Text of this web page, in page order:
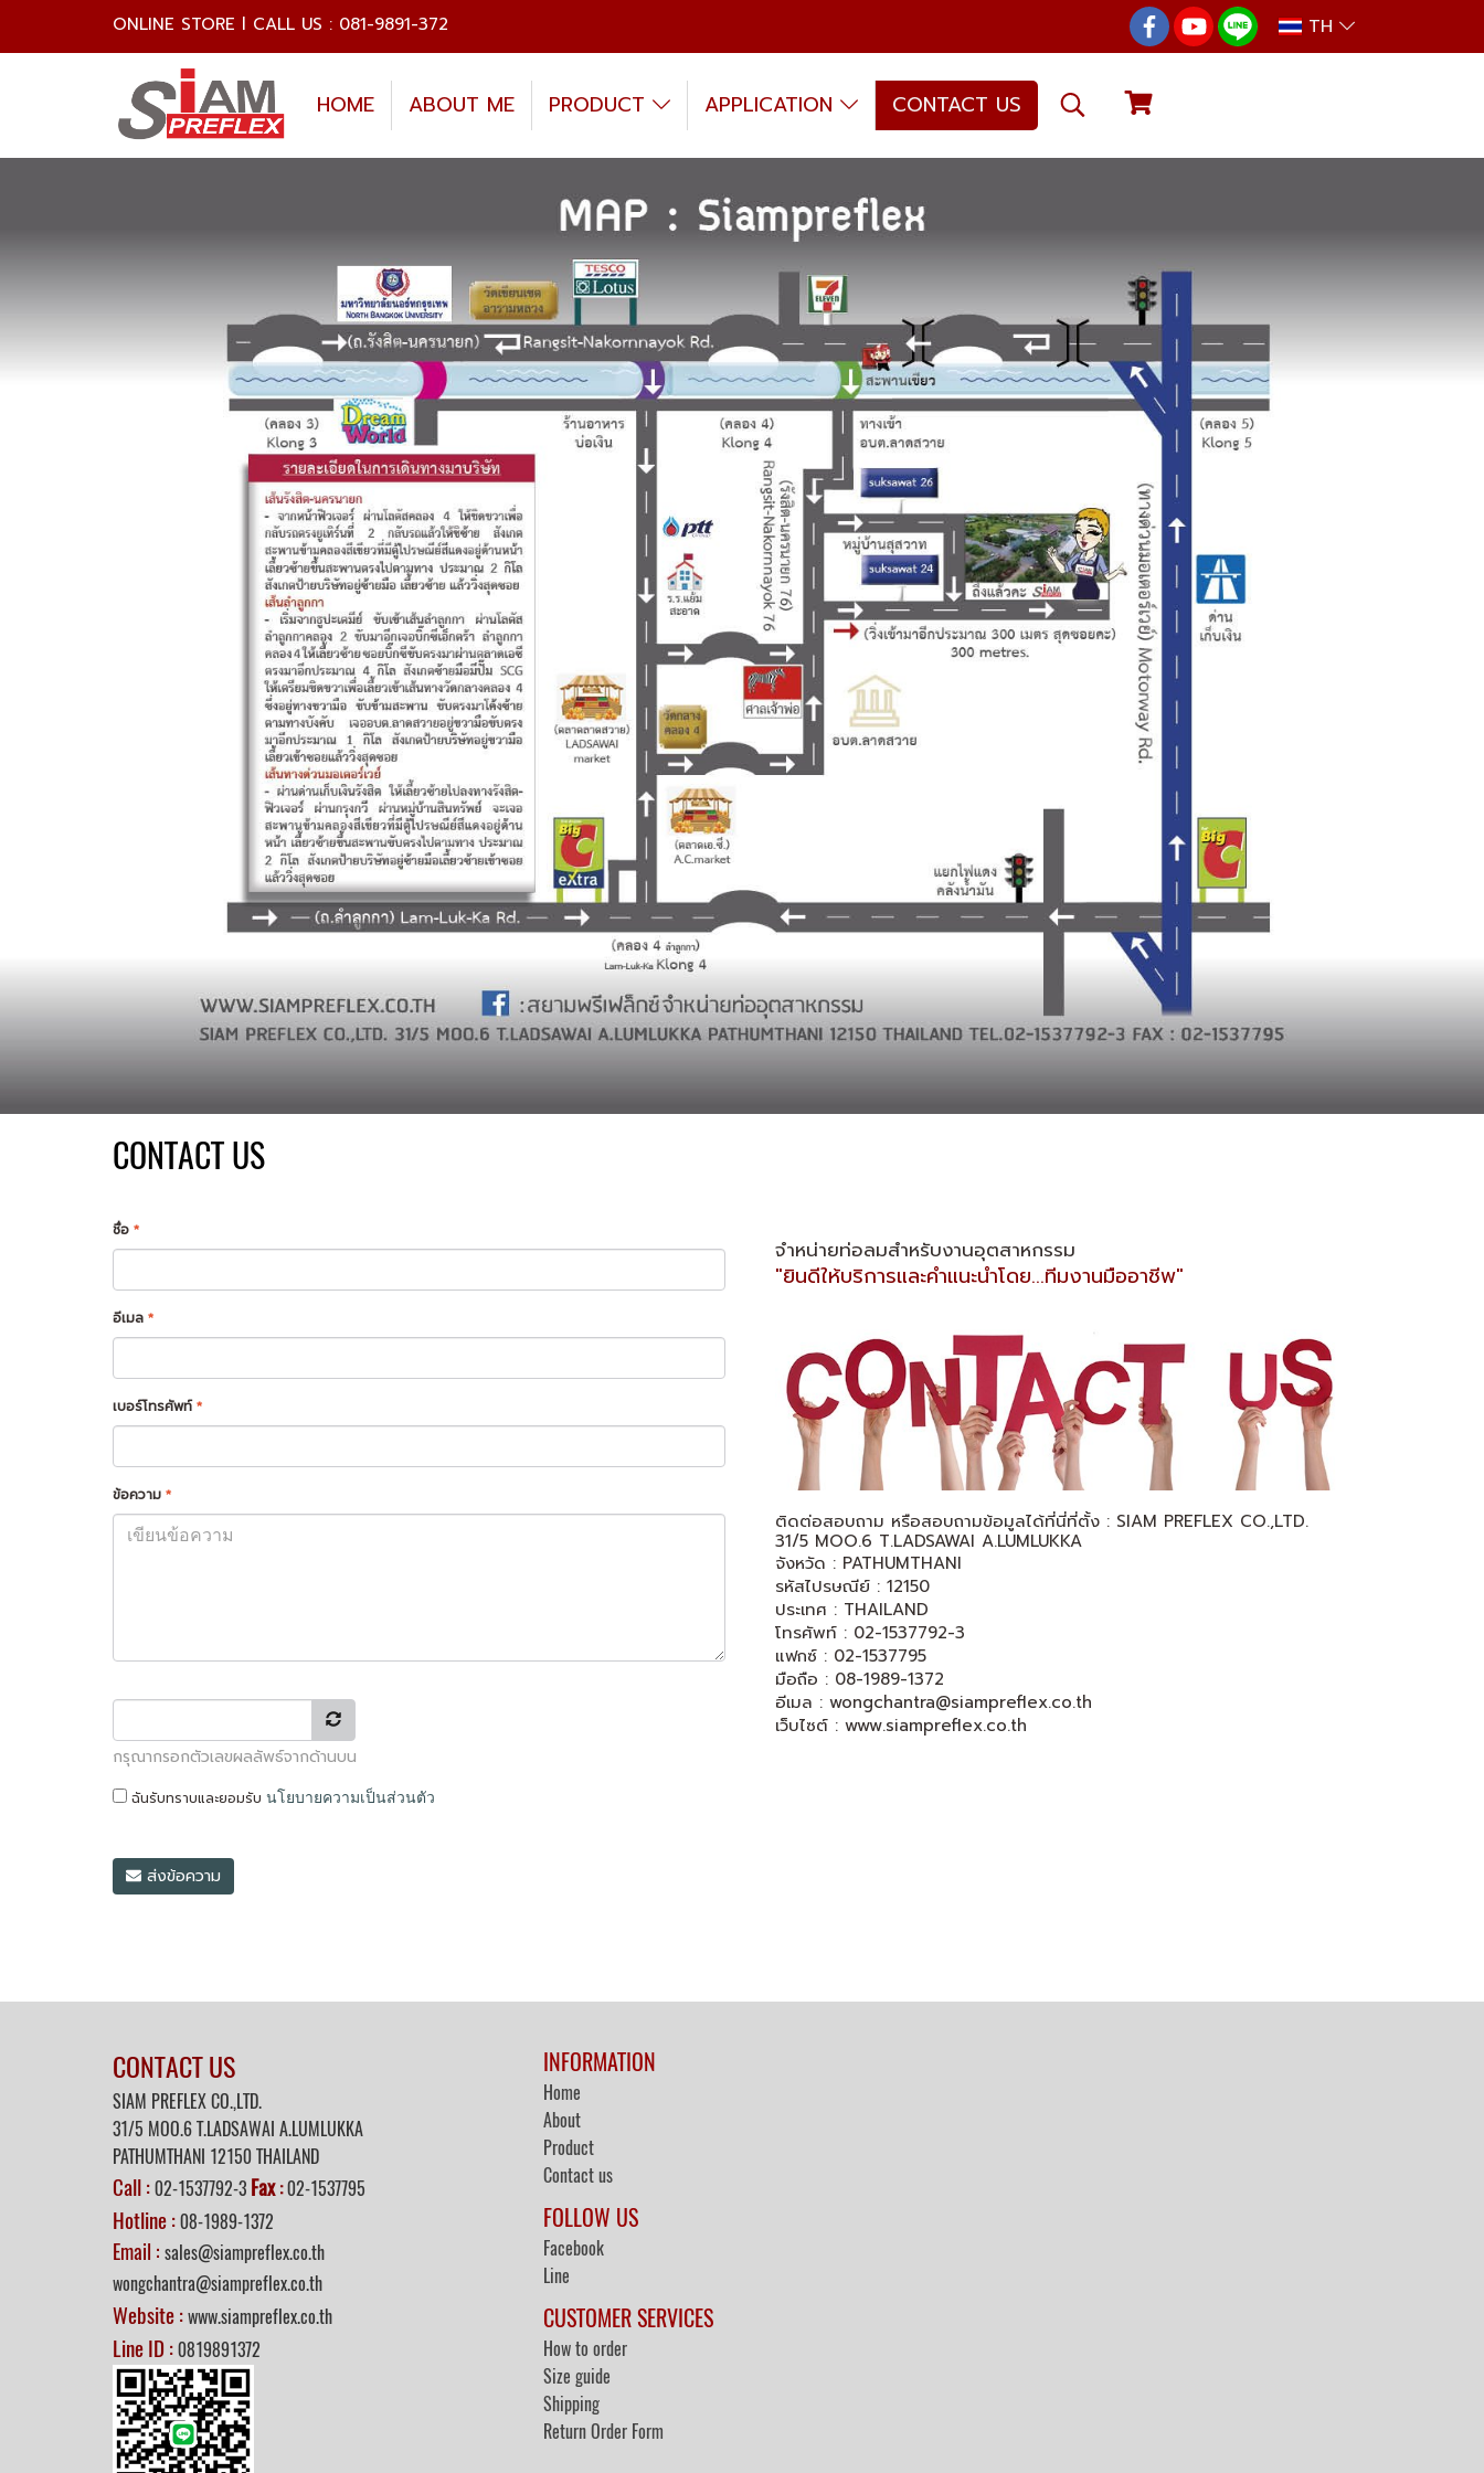
ONLINE STORE l CALL US : 081-9891-372 TH
HOME ABOUT ME PRODUCT APPLICATION CONTACT US
CONTACT US
ชื่อ *
อีเมล *
เบอร์โทรศัพท์*
ข้อความ *
กรุณากรอกตัวเลขผลลัพธ์จากด้านบน
ฉันรับทราบและยอมรับ นโยบายความเป็นส่วนตัว
ส่งข้อความ
จำหน่ายท่อลมสำหรับงานอุตสาหกรรม
"ยินดีให้บริการและคำแนะนำโดย...ทีมงานมืออาชีพ"
ติดต่อสอบถาม หรือสอบถามข้อมูลได้ที่นี่ที่ตั้ง : SIAM PREFLEX CO.,LTD.
31/5 MOO.6 T.LADSAWAI A.LUMLUKKA
จังหวัด : PATHUMTHANI
รหัสไปรษณีย์ : 12150
ประเทศ : THAILAND
โทรศัพท์ : 02-1537792-3
แฟกซ์ : 02-1537795
มือถือ : 08-1989-1372
อีเมล : wongchantra@siampreflex.co.th
เว็บไซต์ : www.siampreflex.co.th
CONTACT US
SIAM PREFLEX CO.,LTD.
31/5 MOO.6 T.LADSAWAI A.LUMLUKKA
PATHUMTHANI 12150 THAILAND
Call :02-1537792-3 Fax:02-1537795
Hotline :08-1989-1372
Email : sales@siampreflex.co.th
wongchantra@siampreflex.co.th
Website :www.siampreflex.co.th
Line ID :0819891372
INFORMATION
Home
About
Product
Contact us
FOLLOW US
Facebook
Line
CUSTOMER SERVICES
How to order
Size guide
Shipping
Return Order Form